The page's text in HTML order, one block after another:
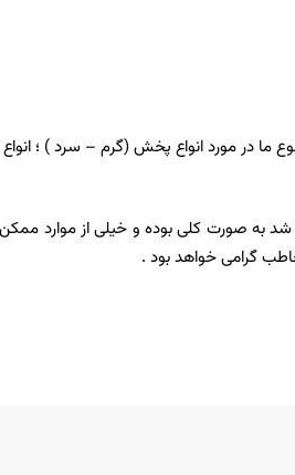
ما در مورد انواع پخش (گرم – سرد )
شد به صورت کلی بوده و خیلی از موارد
گرامی خواهد بود .